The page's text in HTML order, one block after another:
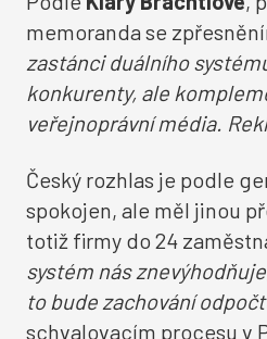
memoranda se
zastánci duálního sy
konkurenty, ale
veřejnoprávní média.
Český rozhlas je podle
spokojen, ale měl jinou
totiž firmy do 24
systém nás
to bude zachování
schvalovacím procesu v